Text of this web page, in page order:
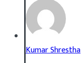
Kumar Shrestha